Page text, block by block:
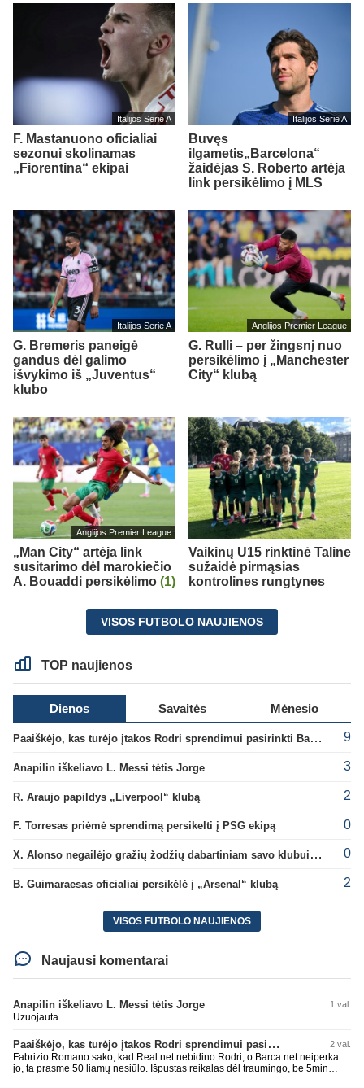
Italijos Serie A
F. Mastanuono oficialiai
sezonui skolinamas
„Fiorentina“ ekipai
Italijos Serie A
Buvęs
ilgametis„Barcelona“
žaidėjas S. Roberto artėja
link persikėlimo į MLS
Italijos Serie A
G. Bremeris paneigė
gandus dėl galimo
išvykimo iš „Juventus“
klubo
Anglijos Premier League
G. Rulli – per žingsnį nuo
persikėlimo į „Manchester
City“ klubą
Anglijos Premier League
„Man City“ artėja link
susitarimo dėl marokiečio
A. Bouaddi persikėlimo (1)
Vaikinų U15 rinktinė Taline
sužaidė pirmąsias
kontrolines rungtynes
VISOS FUTBOLO NAUJIENOS
TOP naujienos
Dienos Savaitės Mėnesio
Paaiškėjo, kas turėjo įtakos Rodri sprendimui pasirinkti Barselonos pusę 9
Anapilin iškeliavo L. Messi tėtis Jorge 3
R. Araujo papildys „Liverpool“ klubą 2
F. Torresas priėmė sprendimą persikelti į PSG ekipą 0
X. Alonso negailėjo gražių žodžių dabartiniam savo klubui „Chelsea“ 0
B. Guimaraesas oficialiai persikėlė į „Arsenal“ klubą 2
VISOS FUTBOLO NAUJIENOS
Naujausi komentarai
Anapilin iškeliavo L. Messi tėtis Jorge 1 val.
Uzuojauta
Paaiškėjo, kas turėjo įtakos Rodri sprendimui pasirinkti Barselonos pusę 2 val.
Fabrizio Romano sako, kad Real net nebidino Rodri, o Barca net neiperka
jo, ta prasme 50 liamų nesiūlo. Išpustas reikalas dėl traumingo, be 5min